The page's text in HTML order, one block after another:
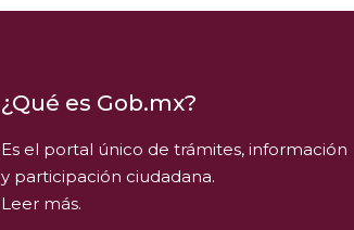
¿Qué es Gob.mx?
Es el portal único de trámites, información
y participación ciudadana.
Leer más.